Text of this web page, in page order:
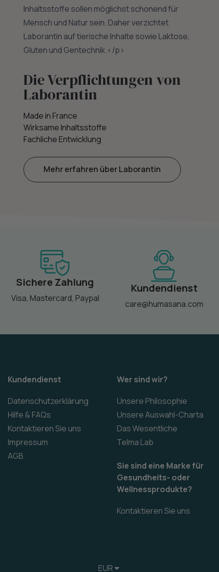
Inhaltsstoffe sollen möglichst schonend für
Mensch und Natur sein. Daher verzichtet
Laborantin auf tierische Inhalte sowie Laktose,
Gluten und Gentechnik.</p>
Die Verpflichtungen von
Laborantin
Made in France
Wirksame Inhaltsstoffe
Fachliche Entwicklung
Mehr erfahren über Laborantin
Sichere Zahlung
Visa, Mastercard, Paypal
Kundendienst
care@humasana.com
Kundendienst
Datenschutzerklärung
Hilfe & FAQs
Kontaktieren Sie uns
Impressum
AGB
Wer sind wir?
Unsere Philosophie
Unsere Auswahl-Charta
Das Wesentliche
Telma Lab
Sie sind eine Marke für
Gesundheits- oder
Wellnessprodukte?
Kontaktieren Sie uns
EUR